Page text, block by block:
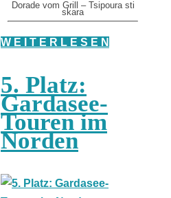
Dorade vom Grill – Tsipoura sti
skara
W E I T E R L E S E N
5. Platz:
Gardasee-
Touren im
Norden